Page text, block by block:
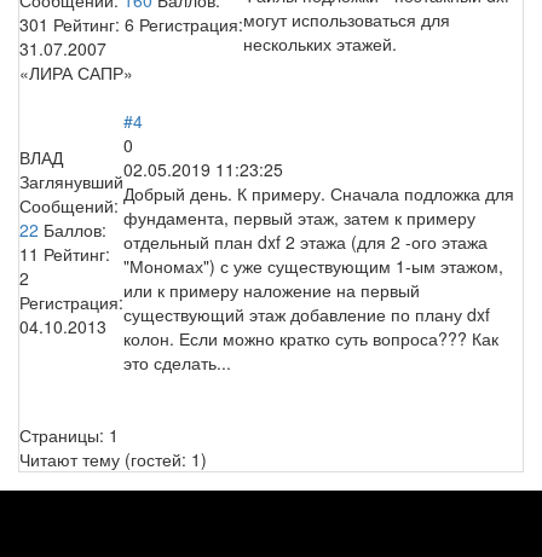
301 Рейтинг: 6 Регистрация:
31.07.2007
«ЛИРА САПР»
могут использоваться для
нескольких этажей.
ВЛАД
Заглянувший
Сообщений:
22 Баллов:
11 Рейтинг:
2
Регистрация:
04.10.2013
#4
0
02.05.2019 11:23:25
Добрый день. К примеру. Сначала подложка для
фундамента, первый этаж, затем к примеру
отдельный план dxf 2 этажа (для 2 -ого этажа
"Мономах") с уже существующим 1-ым этажом,
или к примеру наложение на первый
существующий этаж добавление по плану dxf
колон. Если можно кратко суть вопроса??? Как
это сделать...
Страницы: 1
Читают тему (гостей: 1)